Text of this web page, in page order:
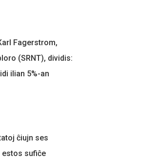
Fagerstrom,
(SRNT), dividis:
ilian 5%-an
ĉiujn ses
estos sufiĉe